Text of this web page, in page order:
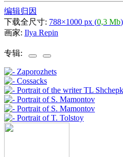
编辑归因
下载全尺寸: 788×1000 px (0,3 Mb)
画家: Ilya Repin
专辑: